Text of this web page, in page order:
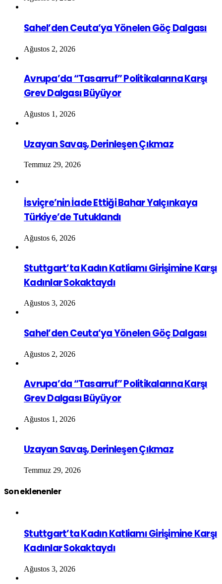
Sahel’den Ceuta’ya Yönelen Göç Dalgası
Ağustos 2, 2026
Avrupa’da “Tasarruf” Politikalarına Karşı
Grev Dalgası Büyüyor
Ağustos 1, 2026
Uzayan Savaş, Derinleşen Çıkmaz
Temmuz 29, 2026
İsviçre’nin İade Ettiği Bahar Yalçınkaya
Türkiye’de Tutuklandı
Ağustos 6, 2026
Stuttgart’ta Kadın Katliamı Girişimine Karşı
Kadınlar Sokaktaydı
Ağustos 3, 2026
Sahel’den Ceuta’ya Yönelen Göç Dalgası
Ağustos 2, 2026
Avrupa’da “Tasarruf” Politikalarına Karşı
Grev Dalgası Büyüyor
Ağustos 1, 2026
Uzayan Savaş, Derinleşen Çıkmaz
Temmuz 29, 2026
Son eklenenler
Stuttgart’ta Kadın Katliamı Girişimine Karşı
Kadınlar Sokaktaydı
Ağustos 3, 2026